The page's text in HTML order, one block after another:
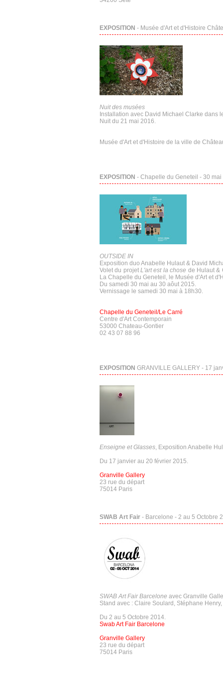
EXPOSITION - Musée d'Art et d'Histoire
Nuit des musées
Installation avec David Michael Clarke dans
Nuit du 21 mai 2016.
Musée d'Art et d'Histoire de la ville de
EXPOSITION - Chapelle du Geneteil - 30
OUTSIDE IN
Exposition duo Anabelle Hulaut & David
Volet du projetL'art est la chose de Hulaut &
La Chapelle du Geneteil, le Musée d'Art et
Du samedi 30 mai au 30 aôut 2015.
Vernissage le samedi 30 mai à 18h30.
Chapelle du Geneteil/Le Carré
Centre d'Art Contemporain
53000 Chateau-Gontier
02 43 07 88 96
EXPOSITION GRANVILLE GALLERY - 17
Enseigne et Glasses, Exposition Anabelle
Du 17 janvier au 20 février 2015.
Granville Gallery
23 rue du départ
75014 Paris
SWAB Art Fair - Barcelone - 2 au 5 Octobre
SWAB Art Fair Barcelone avec Granville
Stand avec : Claire Soulard, Stéphane
Du 2 au 5 Octobre 2014.
Swab Art Fair Barcelone
Granville Gallery
23 rue du départ
75014 Paris